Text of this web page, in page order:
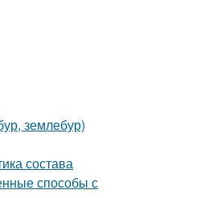
землебур)
состава
способы с